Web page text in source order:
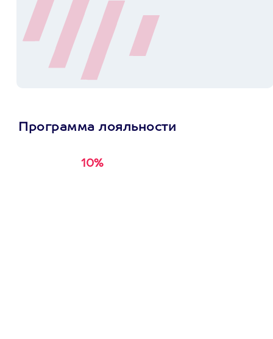
Программа лояльности
10%